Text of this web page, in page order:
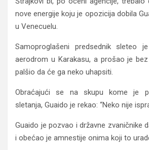
nove energije koju je opozicija dobila
u Venecuelu.
Samoproglašeni predsednik sleteo
aerodrom u Karakasu, a prošao je
palšio da će ga neko uhapsiti.
Obraćajući se na skupu kome je
sletanja, Guaido je rekao: “Neko nije
Guaido je pozvao i državne zvaničnike
i obećao je amnestije onima koji to